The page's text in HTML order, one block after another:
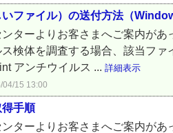
ファイル）の送付方法（
ターよりお客さまへご案内が
検体を調査する場合、該当フ
アンチウイルス ... 詳細表示
04/15 13:00
手順
ターよりお客さまへご案内が